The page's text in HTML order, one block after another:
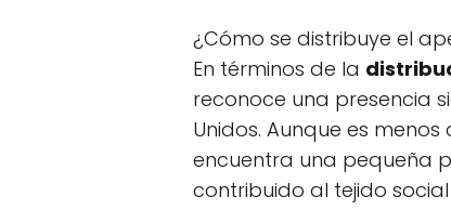
¿Cómo se distribuye el
En términos de la
reconoce una presencia
Unidos. Aunque es
encuentra una pequeña
contribuido al tejido